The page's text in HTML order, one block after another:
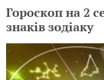
Гороскоп на 2
знаків зодіаку